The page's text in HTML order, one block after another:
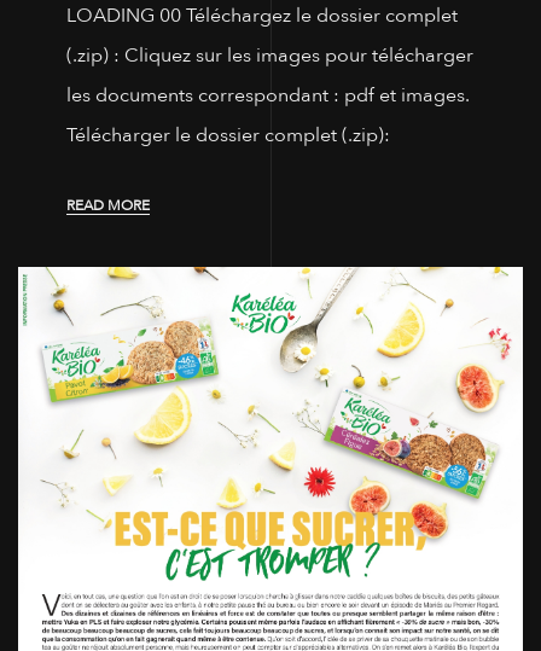
LOADING 00 Téléchargez le dossier complet
(.zip) : Cliquez sur les images pour télécharger
les documents correspondant : pdf et images.
Télécharger le dossier complet (.zip):
READ MORE